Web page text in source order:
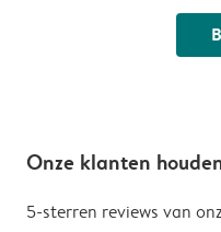
Onze klanten
5-sterren reviews van